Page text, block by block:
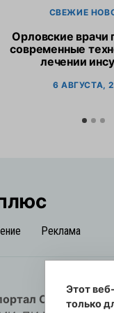
СВЕЖИЕ
Орловские врачи
современные
лечении
6 АВГУСТА,
Реклама
Орловская
Этот
только